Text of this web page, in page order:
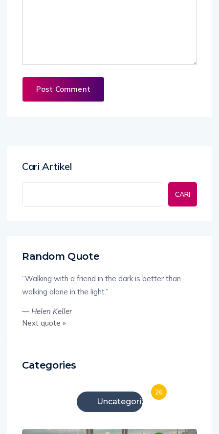
Cari Artikel
CARI
Random Quote
“Walking with a friend in the dark is better than
walking alone in the light.”
— Helen Keller
Next quote »
Categories
Uncategorized
26